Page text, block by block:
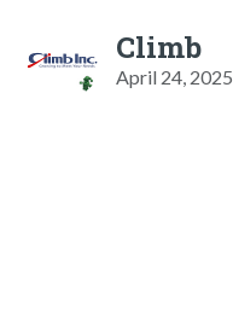
Climb
April 24, 2025